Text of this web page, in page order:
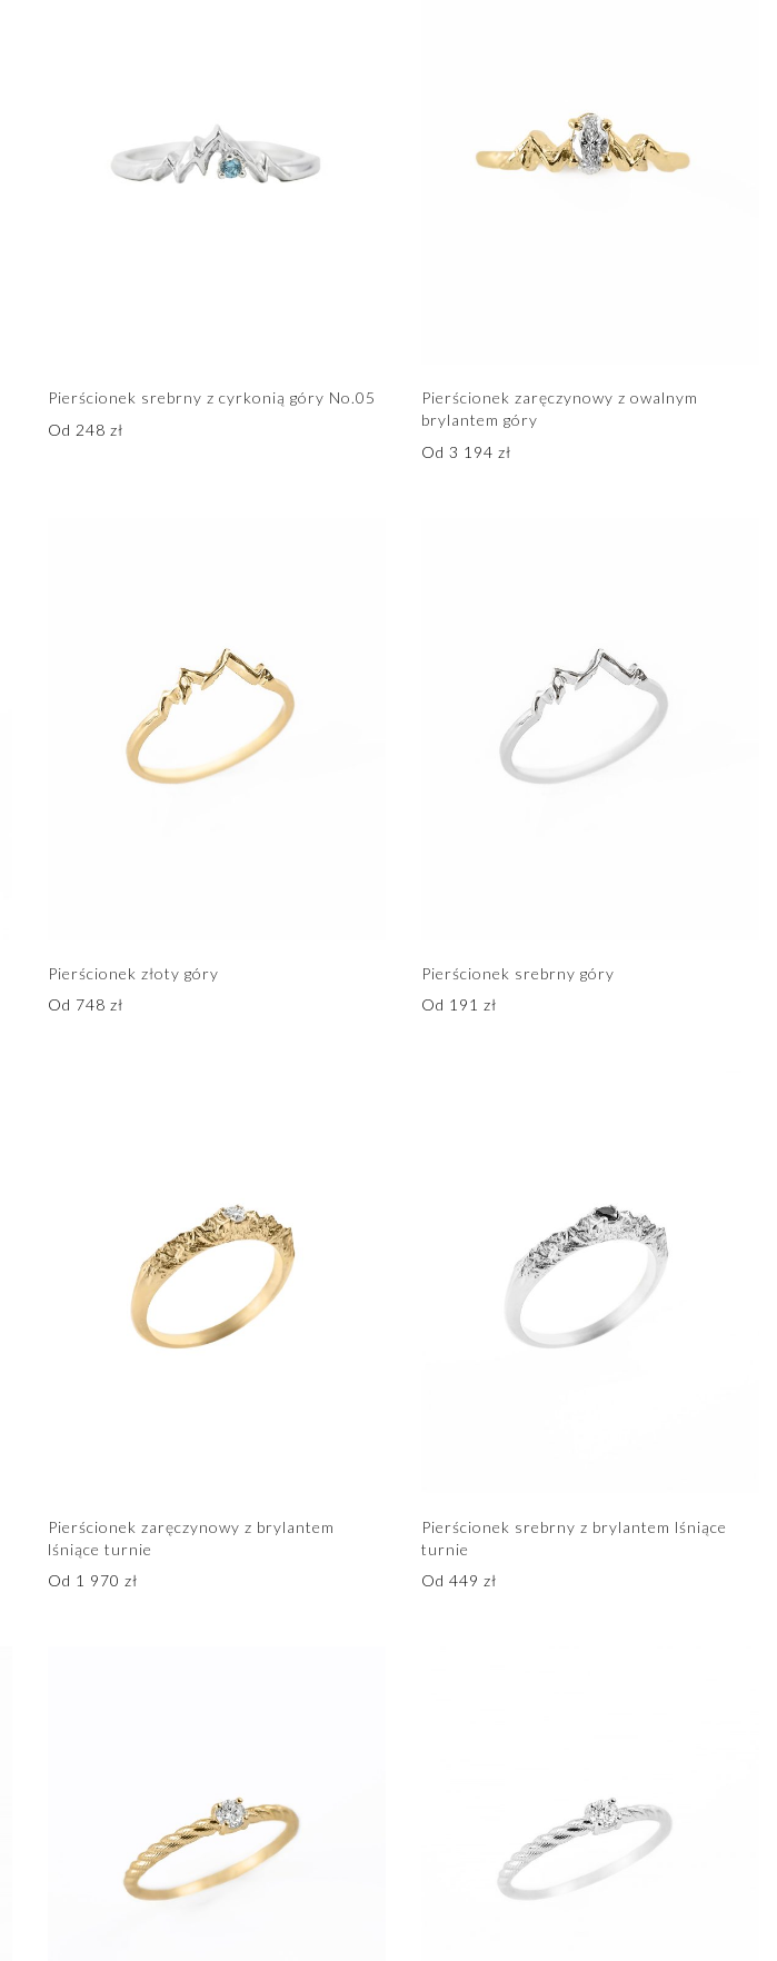
Pierścionek srebrny z cyrkonią góry No.05
Od 248 zł
Pierścionek zaręczynowy z owalnym
brylantem góry
Od 3 194 zł
Pierścionek złoty góry
Od 748 zł
Pierścionek srebrny góry
Od 191 zł
Pierścionek zaręczynowy z brylantem
lśniące turnie
Od 1 970 zł
Pierścionek srebrny z brylantem lśniące
turnie
Od 449 zł